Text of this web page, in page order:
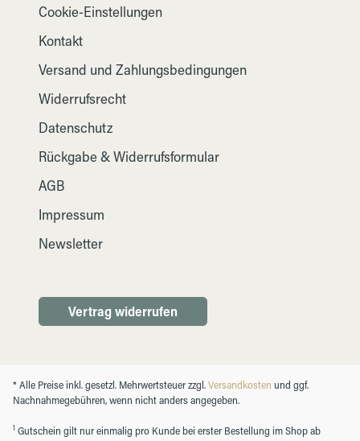
Cookie-Einstellungen
Kontakt
Versand und Zahlungsbedingungen
Widerrufsrecht
Datenschutz
Rückgabe & Widerrufsformular
AGB
Impressum
Newsletter
Vertrag widerrufen
* Alle Preise inkl. gesetzl. Mehrwertsteuer zzgl.Versandkosten und ggf.
Nachnahmegebühren, wenn nicht anders angegeben.
1 Gutschein gilt nur einmalig pro Kunde bei erster Bestellung im Shop ab